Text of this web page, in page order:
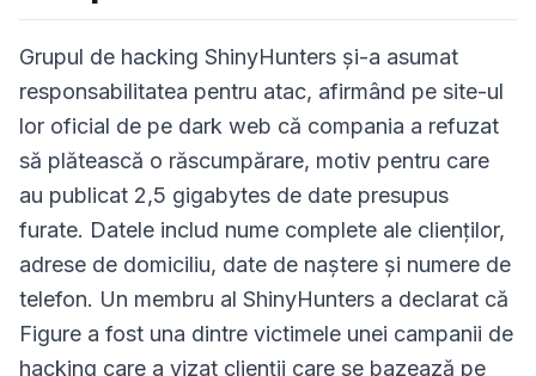
Grupul de hacking ShinyHunters și-a asumat
responsabilitatea pentru atac, afirmând pe site-ul
lor oficial de pe dark web că compania a refuzat
să plătească o răscumpărare, motiv pentru care
au publicat 2,5 gigabytes de date presupus
furate. Datele includ nume complete ale clienților,
adrese de domiciliu, date de naștere și numere de
telefon. Un membru al ShinyHunters a declarat că
Figure a fost una dintre victimele unei campanii de
hacking care a vizat clienții care se bazează pe